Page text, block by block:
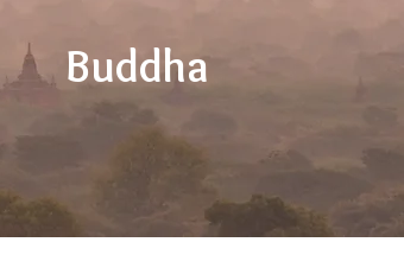
Buddha